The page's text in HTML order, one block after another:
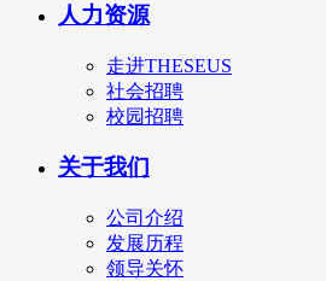
人力资源
走进THESEUS
社会招聘
校园招聘
关于我们
公司介绍
发展历程
领导关怀